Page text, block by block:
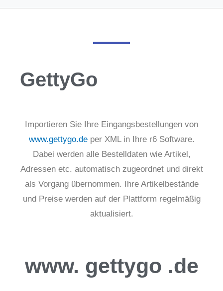
GettyGo
Importieren Sie Ihre Eingangsbestellungen von
www.gettygo.deper XML in Ihre r6 Software.
Dabei werden alle Bestelldaten wie Artikel,
Adressen etc. automatisch zugeordnet und direkt
als Vorgang übernommen. Ihre Artikelbestände
und Preise werden auf der Plattform regelmäßig
aktualisiert.
www. gettygo .de